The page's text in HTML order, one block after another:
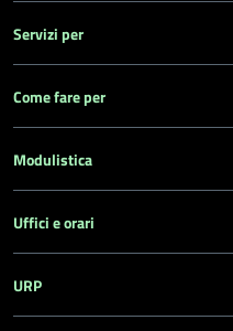
Servizi per
Come fare per
Modulistica
Uffici e orari
URP